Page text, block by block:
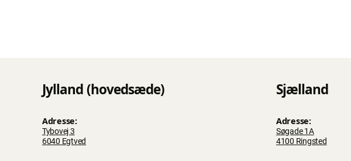
Jylland (hovedsæde)
Adresse:
Tybovej 3
6040 Egtved
Sjælland
Adresse:
Søgade 1A
4100 Ringsted